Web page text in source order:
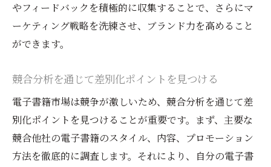
色彩心理学を活用する
フォント選びのポイント
タイトルにキーワードを含める
SNSを活用して電子書籍ブランディングを強化
主要SNSプラットフォームの選び方
やフィードバックを積極的に収集することで、さらにマ
ーケティング戦略を洗練させ、ブランド力を高めること
ができます。
競合分析を通じて差別化ポイントを見つける
電子書籍市場は競争が激しいため、競合分析を通じて差
別化ポイントを見つけることが重要です。まず、主要な
競合他社の電子書籍のスタイル、内容、プロモーション
方法を徹底的に調査します。それにより、自分の電子書